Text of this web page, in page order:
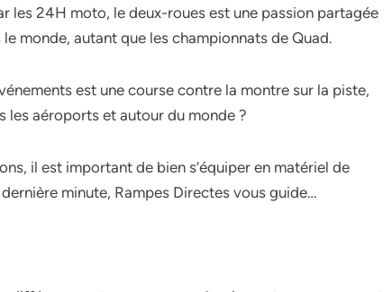
les 24H moto, le deux-roues est une passion partagée
monde, autant que les championnats de Quad.
est une course contre la montre sur la piste,
les aéroports et autour du monde ?
il est important de bien s’équiper en matériel de
minute, Rampes Directes vous guide…